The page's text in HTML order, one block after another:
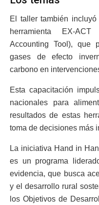
El taller también
herramienta EX-ACT
Accounting Tool), que
gases de efecto
carbono en
Esta capacitación
nacionales para
resultados de estas
toma de decisiones más
La iniciativa Hand in
es un programa
evidencia, que busca
y el desarrollo rural
los Objetivos de